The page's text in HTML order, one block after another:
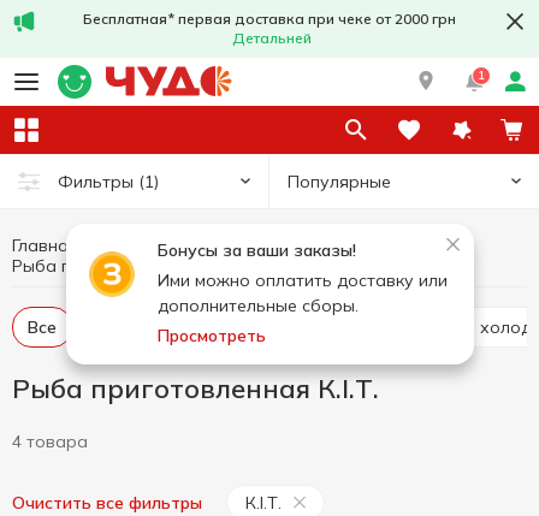
Бесплатная* первая доставка при чеке от 2000 грн
Детальней
1
Фильтры (1) Популярные
Бонусы за ваши заказы!
Ими можно оплатить доставку или
дополнительные сборы.
Просмотреть
Главная
Рыба и морепродукты
Рыба приготовленная
Все Пресервы Рыба
Рыба приготовленная К.І.Т.
4 товара
Очистить все фильтры К.І.Т.